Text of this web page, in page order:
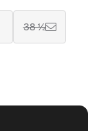
38 ½